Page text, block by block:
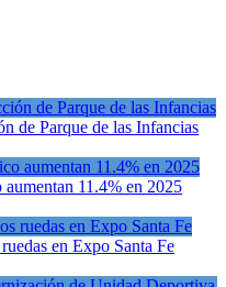
de Parque de las Infancias
11.4% en 2025
en Expo Santa Fe